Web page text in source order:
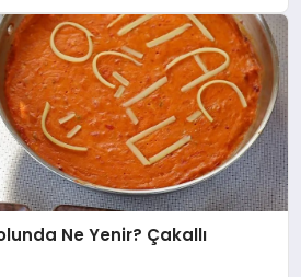
Ne Yenir? Çakallı